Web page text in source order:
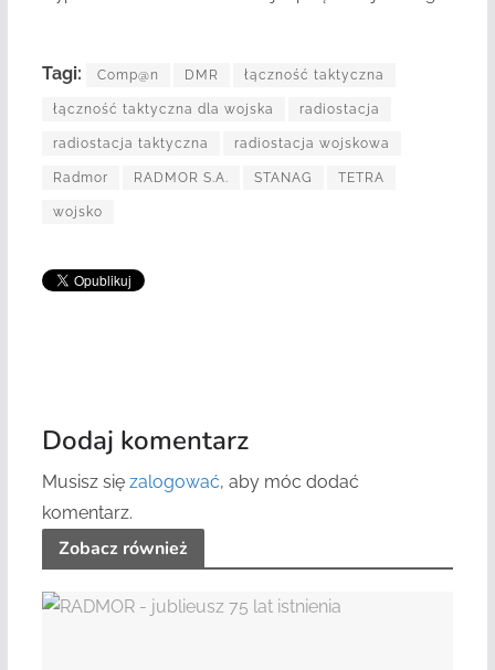
Tagi: Comp@n DMR łączność taktyczna
łączność taktyczna dla wojska radiostacja
radiostacja taktyczna radiostacja wojskowa
Radmor RADMOR S.A. STANAG TETRA
wojsko
Dodaj komentarz
Musisz się zalogować, aby móc dodać
komentarz.
Zobacz również